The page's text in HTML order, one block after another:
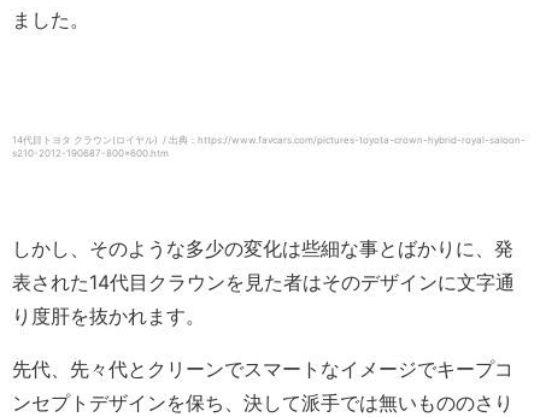
ました。
14代目トヨタ クラウン(ロイヤル) / 出典：https://www.favcars.com/pictures-toyota-crown-hybrid-royal-saloon-
s210-2012-190687-800×600.htm
しかし、そのような多少の変化は些細な事とばかりに、発
表された14代目クラウンを見た者はそのデザインに文字通
り度肝を抜かれます。
先代、先々代とクリーンでスマートなイメージでキープコ
ンセプトデザインを保ち、決して派手では無いもののさり